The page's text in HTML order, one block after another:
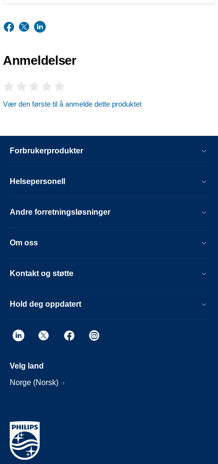
Anmeldelser
Vær den første til å anmelde dette produktet
Forbrukerprodukter
Helsepersonell
Andre forretningsløsninger
Om oss
Kontakt og støtte
Hold deg oppdatert
Velg land
Norge (Norsk)